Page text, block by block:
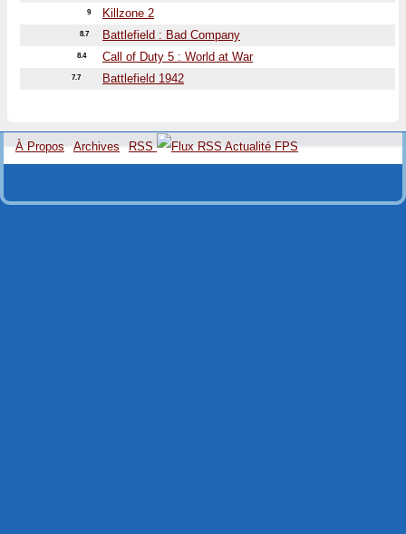
9 Killzone 2
8.7 Battlefield : Bad Company
8.4 Call of Duty 5 : World at War
7.7 Battlefield 1942
À Propos Archives RSS